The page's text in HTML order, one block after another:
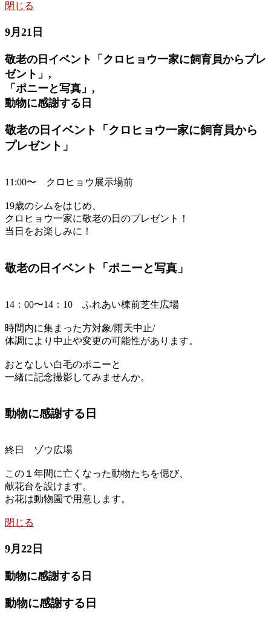
閉じる
9月21日
敬老の日イベント「クロヒョウ一家に飼育員からプレ
ゼント」,
「ポニーと写真」,
動物に感謝する日
敬老の日イベント「クロヒョウ一家に飼育員から
プレゼント」
11:00〜 クロヒョウ展示場前
19歳のシムをはじめ、
クロヒョウ一家に敬老の日のプレゼント！
当日をお楽しみに！
敬老の日イベント「ポニーと写真」
14：00〜14：10 ふれあい棟前芝生広場
時間内に集まった方対象/雨天中止/
体調により中止や変更の可能性があります。
おとなしい白毛のポニーと
一緒に記念撮影してみませんか。
動物に感謝する日
終日 ゾウ広場
この１年間に亡くなった動物たちを偲び、
献花台を設けます。
お花は動物園で用意します。
閉じる
9月22日
動物に感謝する日
動物に感謝する日